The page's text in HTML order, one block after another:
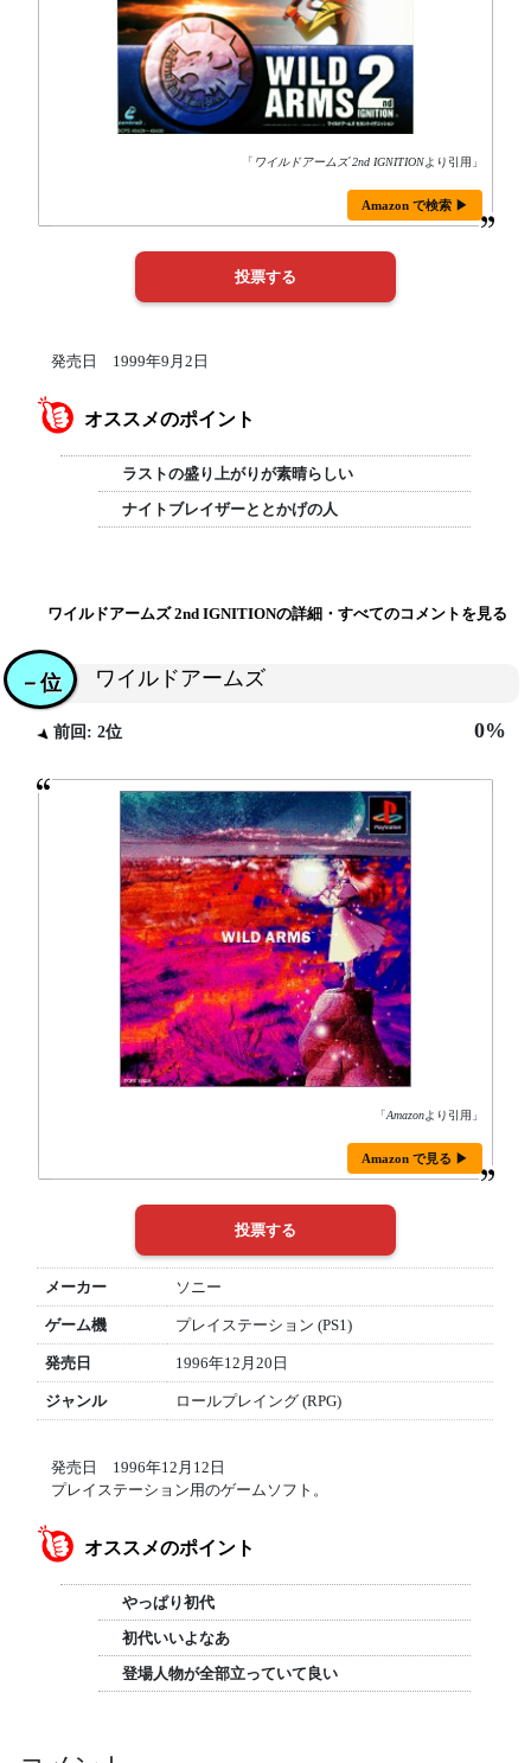
「 ワイルドアームズ 2nd IGNITIONより引用」
Amazon で検索 ▶
発売日 1999年9月2日
オススメのポイント
ラストの盛り上がりが素晴らしい
ナイトブレイザーととかげの人
ワイルドアームズ 2nd IGNITIONの詳細・すべてのコメントを見る
ワイルドアームズ
－位
前回: 2位 0%
「Amazonより引用」
Amazon で見る ▶
メーカー ソニー
ゲーム機 プレイステーション (PS1)
発売日 1996年12月20日
ジャンル ロールプレイング (RPG)
発売日 1996年12月12日
プレイステーション用のゲームソフト。
オススメのポイント
やっぱり初代
初代いいよなあ
登場人物が全部立っていて良い